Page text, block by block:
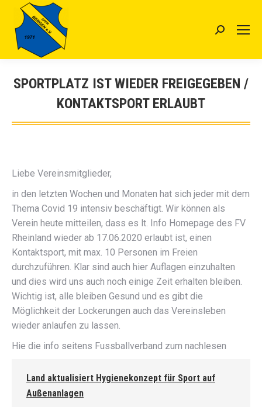
Search:
SPORTPLATZ IST WIEDER FREIGEGEBEN /
KONTAKTSPORT ERLAUBT
Sie befinden sich hier:
Liebe Vereinsmitglieder,
in den letzten Wochen und Monaten hat sich jeder mit dem
Thema Covid 19 intensiv beschäftigt. Wir können als
Verein heute mitteilen, dass es lt. Info Homepage des FV
Rheinland wieder ab 17.06.2020 erlaubt ist, einen
Kontaktsport, mit max. 10 Personen im Freien
durchzuführen. Klar sind auch hier Auflagen einzuhalten
und dies wird uns auch noch einige Zeit erhalten bleiben.
Wichtig ist, alle bleiben Gesund und es gibt die
Möglichkeit der Lockerungen auch das Vereinsleben
wieder anlaufen zu lassen.
Hie die info seitens Fussballverband zum nachlesen
Land aktualisiert Hygienekonzept für Sport auf
Außenanlagen